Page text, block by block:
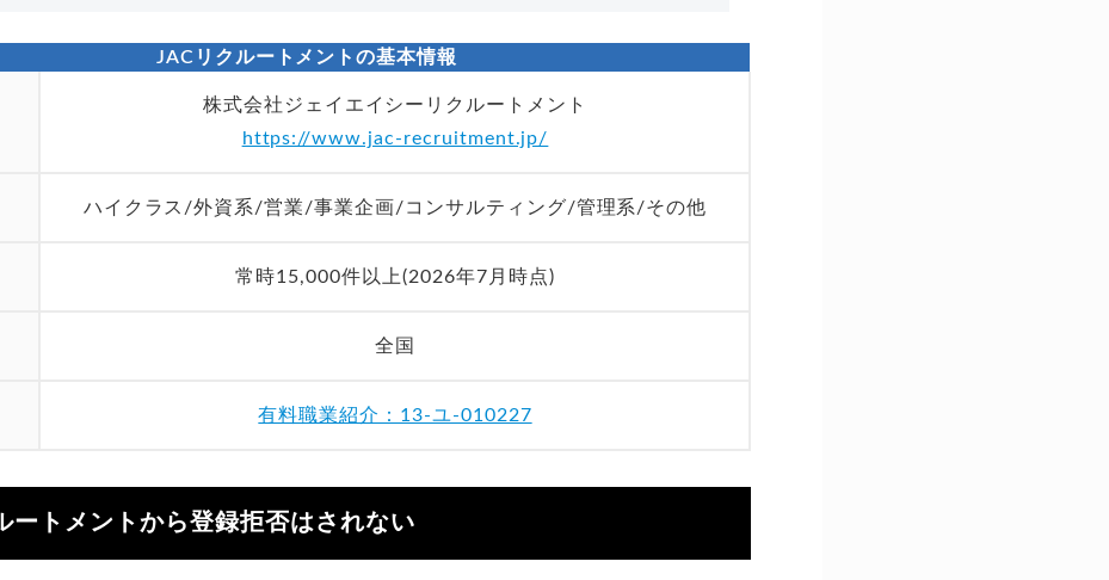
JACリクルートメントの基本情報
株式会社ジェイエイシーリクルートメント
https://www.jac-recruitment.jp/
ハイクラス/外資系/営業/事業企画/コンサルティング/管理系/その他
常時15,000件以上(2026年7月時点)
全国
有料職業紹介：13-ユ-010227
ートメントから登録拒否はされない